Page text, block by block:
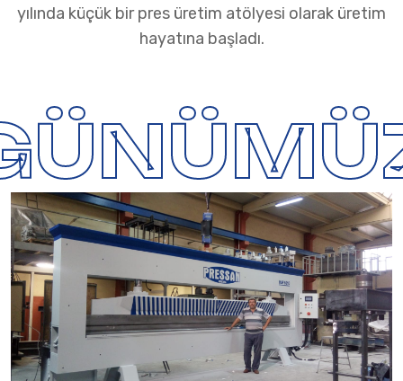
yılında küçük bir pres üretim atölyesi olarak üretim
hayatına başladı.